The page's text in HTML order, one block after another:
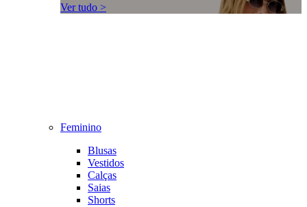
Ver tudo >
Feminino
Blusas
Vestidos
Calças
Saias
Shorts